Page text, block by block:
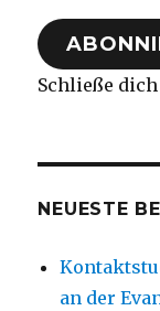
Adresse
Schließe
NEUESTE
an der